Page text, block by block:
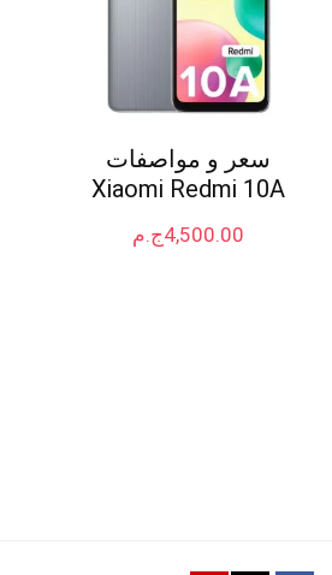
سعر و مواصفات
Xiaomi Redmi 10A
ج.م4,500.00